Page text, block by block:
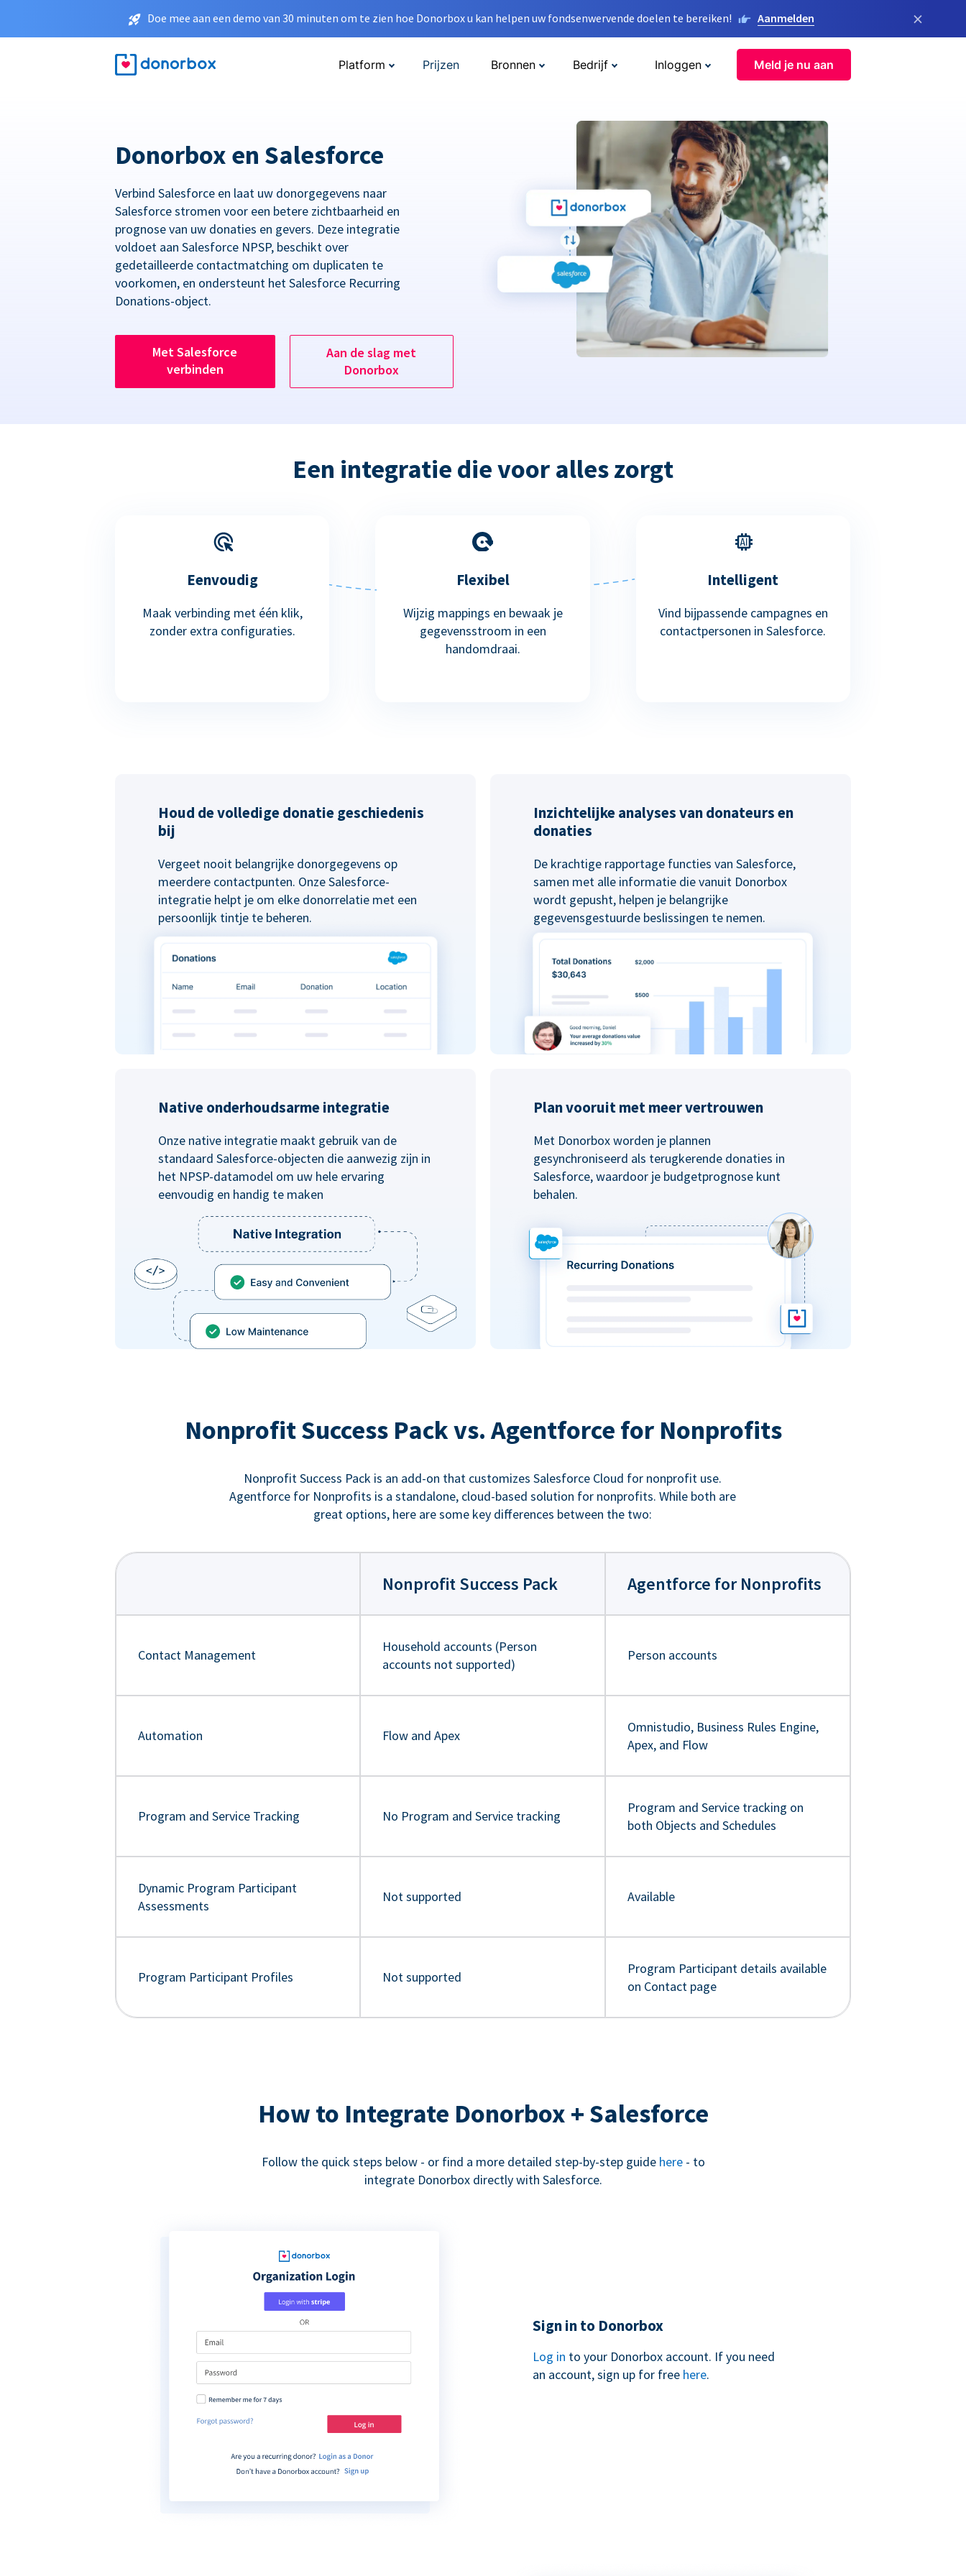
Doe mee aan een demo van 30 minuten om te zien hoe Donorbox u kan helpen uw fondsenwervende doelen te bereiken! Aanmelden ×
Platform Prijzen Bronnen Bedrijf Inloggen Meld je nu aan
Donorbox en Salesforce
Verbind Salesforce en laat uw donorgegevens naar
Salesforce stromen voor een betere zichtbaarheid en
prognose van uw donaties en gevers. Deze integratie
voldoet aan Salesforce NPSP, beschikt over
gedetailleerde contactmatching om duplicaten te
voorkomen, en ondersteunt het Salesforce Recurring
Donations-object.
Met Salesforce
verbinden
Aan de slag met
Donorbox
Een integratie die voor alles zorgt
Eenvoudig
Maak verbinding met één klik,
zonder extra configuraties.
Flexibel
Wijzig mappings en bewaak je
gegevensstroom in een
handomdraai.
Intelligent
Vind bijpassende campagnes en
contactpersonen in Salesforce.
Houd de volledige donatie geschiedenis
bij
Vergeet nooit belangrijke donorgegevens op
meerdere contactpunten. Onze Salesforce-
integratie helpt je om elke donorrelatie met een
persoonlijk tintje te beheren.
Inzichtelijke analyses van donateurs en
donaties
De krachtige rapportage functies van Salesforce,
samen met alle informatie die vanuit Donorbox
wordt gepusht, helpen je belangrijke
gegevensgestuurde beslissingen te nemen.
Native onderhoudsarme integratie
Onze native integratie maakt gebruik van de
standaard Salesforce-objecten die aanwezig zijn in
het NPSP-datamodel om uw hele ervaring
eenvoudig en handig te maken
Plan vooruit met meer vertrouwen
Met Donorbox worden je plannen
gesynchroniseerd als terugkerende donaties in
Salesforce, waardoor je budgetprognose kunt
behalen.
Nonprofit Success Pack vs. Agentforce for Nonprofits
Nonprofit Success Pack is an add-on that customizes Salesforce Cloud for nonprofit use.
Agentforce for Nonprofits is a standalone, cloud-based solution for nonprofits. While both are
great options, here are some key differences between the two:
Nonprofit Success Pack Agentforce for Nonprofits
Contact Management
Household accounts (Person
accounts not supported)
Person accounts
Automation Flow and Apex
Omnistudio, Business Rules Engine,
Apex, and Flow
Program and Service Tracking No Program and Service tracking
Program and Service tracking on
both Objects and Schedules
Dynamic Program Participant
Assessments
Not supported Available
Program Participant Profiles Not supported
Program Participant details available
on Contact page
How to Integrate Donorbox + Salesforce
Follow the quick steps below - or find a more detailed step-by-step guide here- to
integrate Donorbox directly with Salesforce.
Sign in to Donorbox
Log in to your Donorbox account. If you need
an account, sign up for free here.